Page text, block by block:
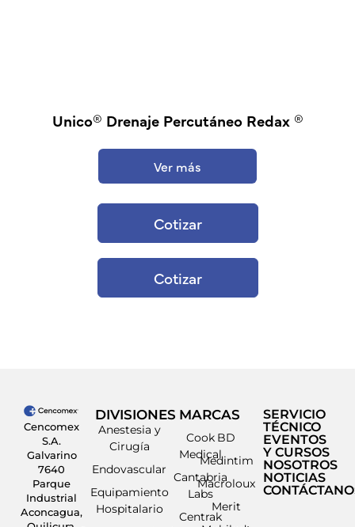
Unico® Drenaje Percutáneo Redax ®
Ver más
Cotizar
Cotizar
Cencomex
S.A.
Galvarino
7640
Parque
Industrial
Aconcagua,
DIVISIONES
Anestesia y
Cirugía
Endovascular
Equipamiento
Hospitalario
MARCAS
Cook
Medical
Cantabria
Labs
Centrak
BD
Medintim
Macroloux
Merit
SERVICIO
TÉCNICO
EVENTOS
Y CURSOS
NOSOTROS
NOTICIAS